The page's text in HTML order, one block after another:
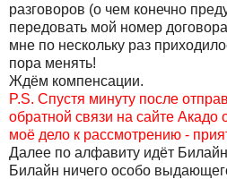
разговоров (о чем конечно
передовать мой номер
мне по нескольку раз
пора менять!
Ждём компенсации.
P.S. Спустя минуту после
обратной связи на сайте Акадо
моё дело к рассмотрению -
Далее по алфавиту идёт
Билайн ничего особо